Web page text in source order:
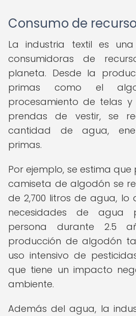
Consumo de
La industria textil es
consumidoras de
planeta. Desde la
primas como el
procesamiento de telas
prendas de vestir, se
cantidad de agua,
primas.
Por ejemplo, se estima
camiseta de algodón se
de 2,700 litros de agua, lo
necesidades de agua
persona durante 2.5
producción de algodón
uso intensivo de
que tiene un impacto
ambiente.
Además del agua, la